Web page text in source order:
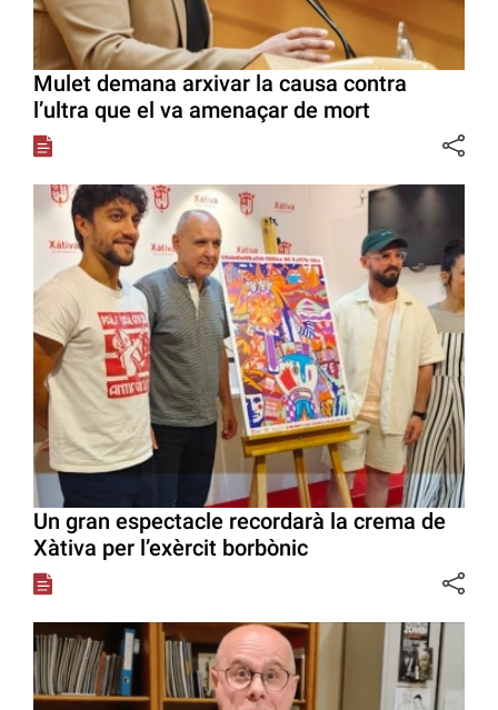
Mulet demana arxivar la causa contra
l’ultra que el va amenaçar de mort
Un gran espectacle recordarà la crema de
Xàtiva per l’exèrcit borbònic